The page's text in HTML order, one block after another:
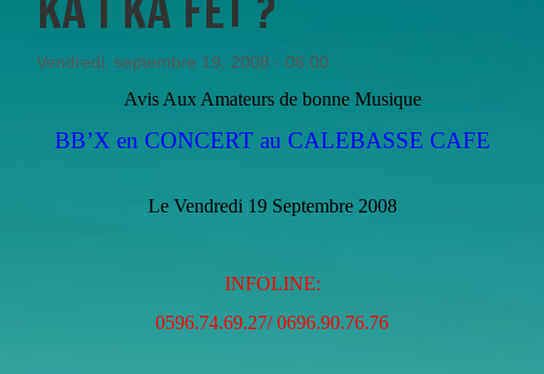
Vendredi, septembre 19, 2008 - 06:00
Avis Aux Amateurs de bonne Musique
BB’X en CONCERT au CALEBASSE CAFE
Le Vendredi 19 Septembre 2008
INFOLINE:
0596.74.69.27/ 0696.90.76.76